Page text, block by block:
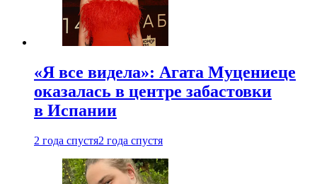
«Я все видела»: Агата Муцениеце
оказалась в центре забастовки
в Испании
2 года спустя2 года спустя